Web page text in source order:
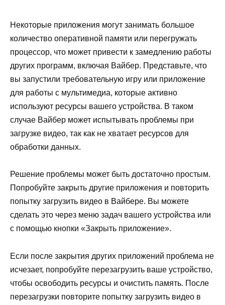
Некоторые приложения могут занимать большое
количество оперативной памяти или перегружать
процессор, что может привести к замедлению работы
других программ, включая Вайбер. Представьте, что
вы запустили требовательную игру или приложение
для работы с мультимедиа, которые активно
используют ресурсы вашего устройства. В таком
случае Вайбер может испытывать проблемы при
загрузке видео, так как не хватает ресурсов для
обработки данных.
Решение проблемы может быть достаточно простым.
Попробуйте закрыть другие приложения и повторить
попытку загрузить видео в Вайбере. Вы можете
сделать это через меню задач вашего устройства или
с помощью кнопки «Закрыть приложение».
Если после закрытия других приложений проблема не
исчезает, попробуйте перезагрузить ваше устройство,
чтобы освободить ресурсы и очистить память. После
перезагрузки повторите попытку загрузить видео в